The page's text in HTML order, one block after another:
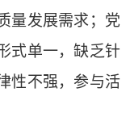
量发展需求；党
式单一，缺乏针
性不强，参与活